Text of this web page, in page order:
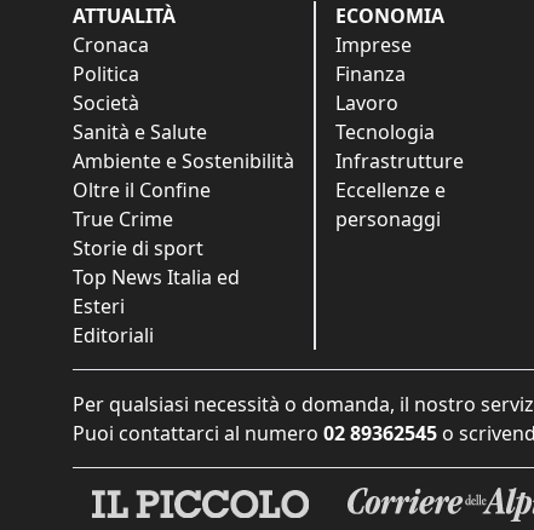
ATTUALITÀ
Cronaca
Politica
Società
Sanità e Salute
Ambiente e Sostenibilità
Oltre il Confine
True Crime
Storie di sport
Top News Italia ed
Esteri
Editoriali
ECONOMIA
Imprese
Finanza
Lavoro
Tecnologia
Infrastrutture
Eccellenze e
personaggi
Per qualsiasi necessità o domanda, il nostro
Puoi contattarci al numero 02 89362545 o